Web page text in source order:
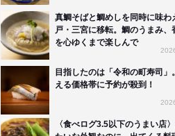
真鯛そばと鯛めしを同時に味わ
戸・三宮に移転。鯛のうまみ、
を心ゆくまで楽しんで
目指したのは「令和の町寿司」
える価格帯に予約が殺到！
〈食べログ3.5以下のうまい店